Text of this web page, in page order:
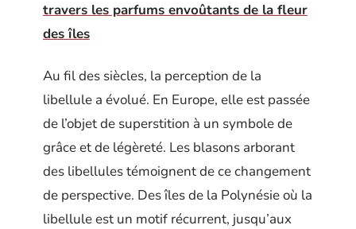
travers les parfums envoûtants de la fleur
des îles
Au fil des siècles, la perception de la
libellule a évolué. En Europe, elle est passée
de l’objet de superstition à un symbole de
grâce et de légèreté. Les blasons arborant
des libellules témoignent de ce changement
de perspective. Des îles de la Polynésie où la
libellule est un motif récurrent, jusqu’aux